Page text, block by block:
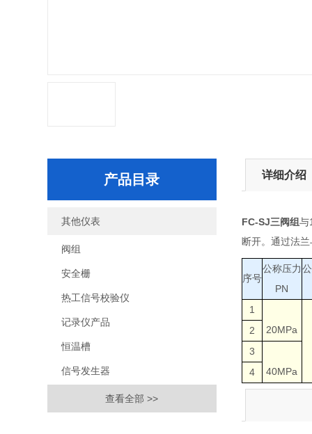
产品目录
其他仪表
阀组
安全栅
热工信号校验仪
记录仪产品
恒温槽
信号发生器
查看全部 >>
详细介绍
FC-SJ三阀组与
断开。通过法
序号
公称压力
PN
1
20MPa
2
3
40MPa
4